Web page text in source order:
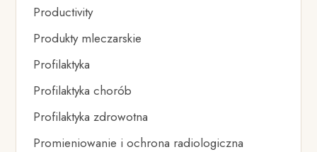
Productivity
Produkty mleczarskie
Profilaktyka
Profilaktyka chorób
Profilaktyka zdrowotna
Promieniowanie i ochrona radiologiczna